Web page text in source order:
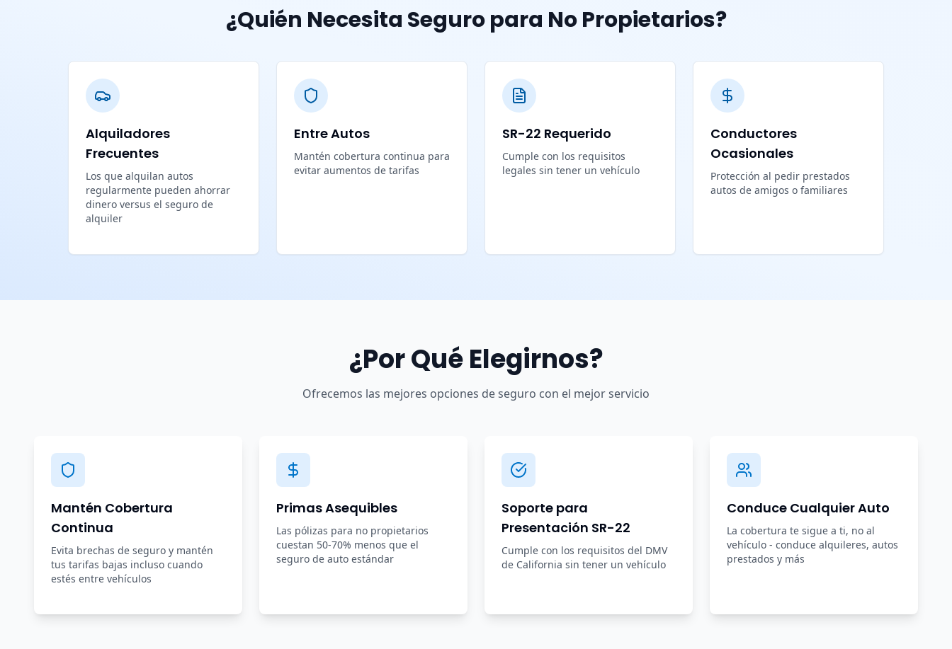
¿Quién Necesita Seguro para No Propietarios?
Alquiladores
Frecuentes
Los que alquilan autos
regularmente pueden ahorrar
dinero versus el seguro de
alquiler
Entre Autos
Mantén cobertura continua para
evitar aumentos de tarifas
SR-22 Requerido
Cumple con los requisitos
legales sin tener un vehículo
Conductores
Ocasionales
Protección al pedir prestados
autos de amigos o familiares
¿Por Qué Elegirnos?
Ofrecemos las mejores opciones de seguro con el mejor servicio
Mantén Cobertura
Continua
Evita brechas de seguro y mantén
tus tarifas bajas incluso cuando
estés entre vehículos
Primas Asequibles
Las pólizas para no propietarios
cuestan 50-70% menos que el
seguro de auto estándar
Soporte para
Presentación SR-22
Cumple con los requisitos del DMV
de California sin tener un vehículo
Conduce Cualquier Auto
La cobertura te sigue a ti, no al
vehículo - conduce alquileres, autos
prestados y más